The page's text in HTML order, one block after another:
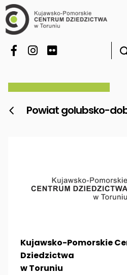
 Powiat golubsko-
Kujawsko-Pomorskie
Dziedzictwa
w Toruniu